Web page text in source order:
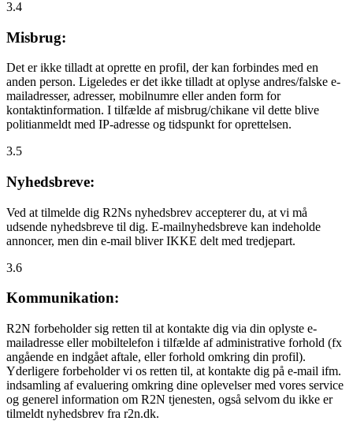
3.4
Misbrug:
Det er ikke tilladt at oprette en profil, der kan forbindes med en
anden person. Ligeledes er det ikke tilladt at oplyse andres/falske e-
mailadresser, adresser, mobilnumre eller anden form for
kontaktinformation. I tilfælde af misbrug/chikane vil dette blive
politianmeldt med IP-adresse og tidspunkt for oprettelsen.
3.5
Nyhedsbreve:
Ved at tilmelde dig R2Ns nyhedsbrev accepterer du, at vi må
udsende nyhedsbreve til dig. E-mailnyhedsbreve kan indeholde
annoncer, men din e-mail bliver IKKE delt med tredjepart.
3.6
Kommunikation:
R2N forbeholder sig retten til at kontakte dig via din oplyste e-
mailadresse eller mobiltelefon i tilfælde af administrative forhold (fx
angående en indgået aftale, eller forhold omkring din profil).
Yderligere forbeholder vi os retten til, at kontakte dig på e-mail ifm.
indsamling af evaluering omkring dine oplevelser med vores service
og generel information om R2N tjenesten, også selvom du ikke er
tilmeldt nyhedsbrev fra r2n.dk.